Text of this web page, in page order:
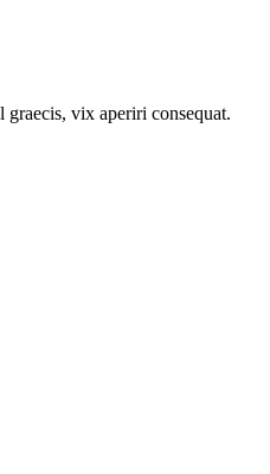
vix aperiri consequat.